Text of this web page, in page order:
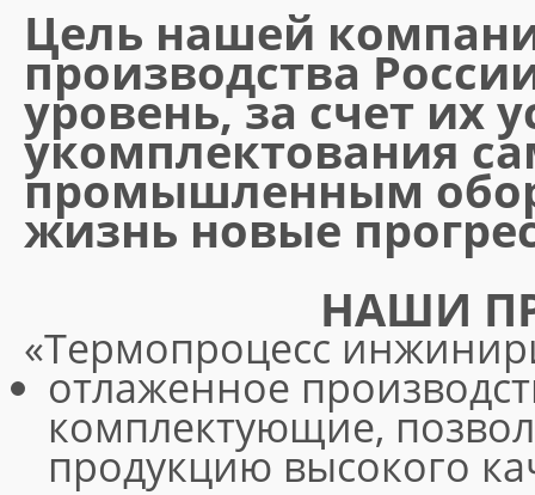
Цель нашей
производства
уровень, за счет их
укомплектования
промышленным
жизнь новые
НАШИ
«Термопроцесс
отлаженное
комплектующие,
продукцию высокого